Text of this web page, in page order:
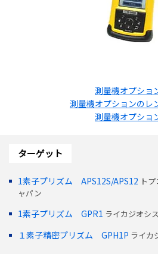
測量機オプショ
測量機オプションのレ
測量機オプショ
ターゲット
1素子プリズム APS12S/APS12 ト
ャパン
1素子プリズム GPR1 ライカジオシ
１素子精密プリズム GPH1P ライカ